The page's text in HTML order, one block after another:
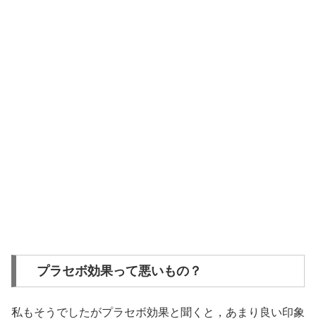
プラセボ効果って悪いもの？
私もそうでしたがプラセボ効果と聞くと，あまり良い印象